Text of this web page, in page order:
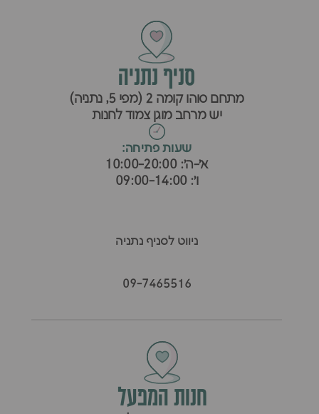
סניף נתניה
מתחם סוהו קומה 2 (מפי 5, נתניה)
יש מרחב מוגן צמוד לחנות
שעות פתיחה:
א׳-ה׳: 10:00-20:00
ו׳: 09:00-14:00
ניווט לסניף נתניה
09-7465516
חנות המפעל